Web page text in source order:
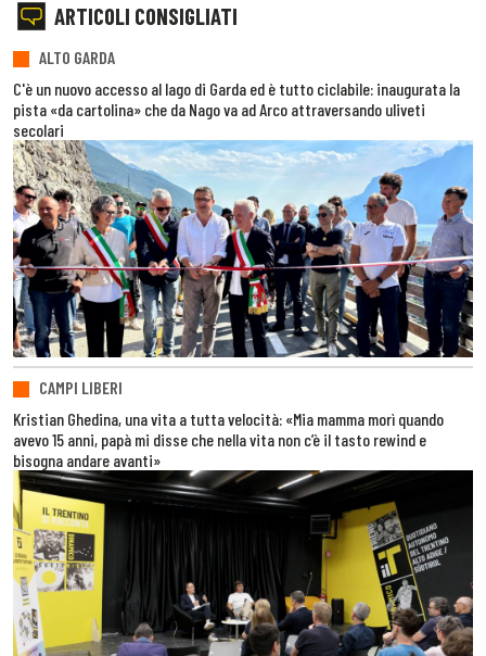
ARTICOLI CONSIGLIATI
ALTO GARDA
C'è un nuovo accesso al lago di Garda ed è tutto ciclabile: inaugurata la
pista «da cartolina» che da Nago va ad Arco attraversando uliveti
secolari
CAMPI LIBERI
Kristian Ghedina, una vita a tutta velocità: «Mia mamma morì quando
avevo 15 anni, papà mi disse che nella vita non c’è il tasto rewind e
bisogna andare avanti»